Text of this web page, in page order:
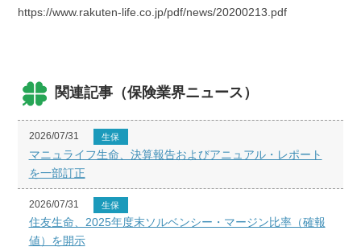
https://www.rakuten-life.co.jp/pdf/news/20200213.pdf
関連記事（保険業界ニュース）
2026/07/31 生保
マニュライフ生命、決算報告およびアニュアル・レポート
を一部訂正
2026/07/31 生保
住友生命、2025年度末ソルベンシー・マージン比率（確報
値）を開示